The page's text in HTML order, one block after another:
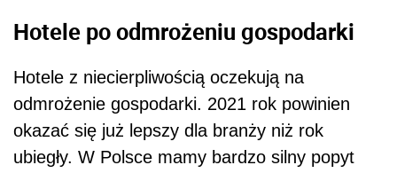
Hotele po odmrożeniu gospodarki
Hotele z niecierpliwością oczekują na
odmrożenie gospodarki. 2021 rok powinien
okazać się już lepszy dla branży niż rok
ubiegły. W Polsce mamy bardzo silny popyt